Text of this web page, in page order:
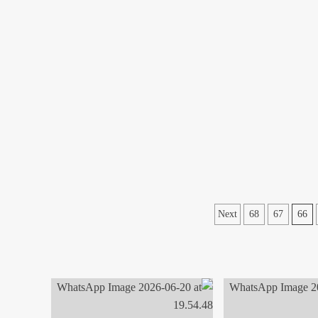
66
67
68
Next